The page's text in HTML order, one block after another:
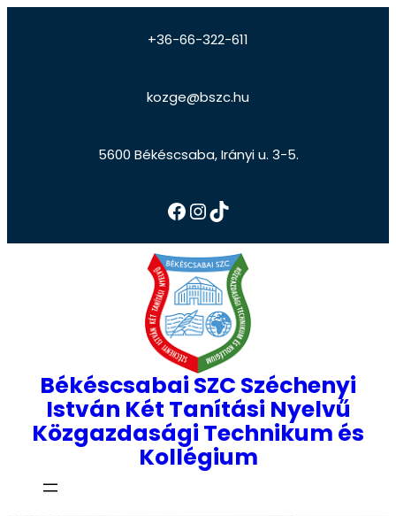
+36-66-322-611
kozge@bszc.hu
5600 Békéscsaba, Irányi u. 3-5.
Békéscsabai SZC Széchenyi
István Két Tanítási Nyelvű
Közgazdasági Technikum és
Kollégium